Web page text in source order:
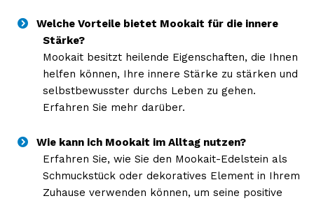
Welche Vorteile bietet Mookait für die innere
Stärke?
Mookait besitzt heilende Eigenschaften, die Ihnen
helfen können, Ihre innere Stärke zu stärken und
selbstbewusster durchs Leben zu gehen.
Erfahren Sie mehr darüber.
Wie kann ich Mookait im Alltag nutzen?
Erfahren Sie, wie Sie den Mookait-Edelstein als
Schmuckstück oder dekoratives Element in Ihrem
Zuhause verwenden können, um seine positive